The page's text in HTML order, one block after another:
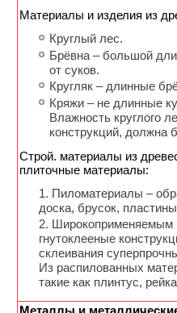
Материалы и изделия из
Круглый лес.
Брёвна – большой
от суков.
Кругляк – длинные
Кряжи – не длинные
Влажность круглого
конструкций, должна
Строй. материалы из
плиточные материалы:
Пиломатериалы –
доска, брусок,
Широкоприменяемым
гнутоклееные
склеивания
Из распилованных
такие как плинтус,